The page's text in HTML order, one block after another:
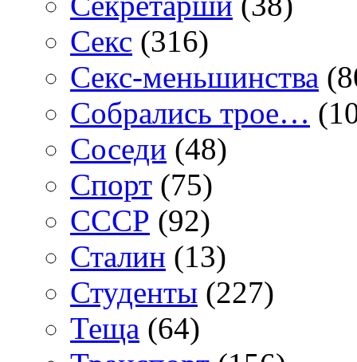
Секс (316)
Секс-меньшинства
Собрались трое…
Соседи (48)
Спорт (75)
СССР (92)
Сталин (13)
Студенты (227)
Теща (64)